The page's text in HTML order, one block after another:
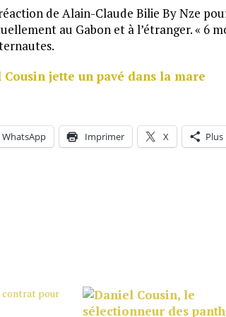
de Alain-Claude Bilie By Nze
au Gabon et à l’étranger. « 6
jette un pavé dans la mare
WhatsApp Imprimer X Plus
contrat pour